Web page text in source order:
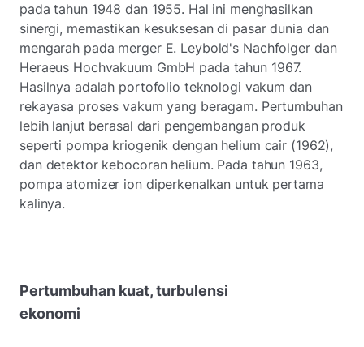
pada tahun 1948 dan 1955. Hal ini menghasilkan
sinergi, memastikan kesuksesan di pasar dunia dan
mengarah pada merger E. Leybold's Nachfolger dan
Heraeus Hochvakuum GmbH pada tahun 1967.
Hasilnya adalah portofolio teknologi vakum dan
rekayasa proses vakum yang beragam. Pertumbuhan
lebih lanjut berasal dari pengembangan produk
seperti pompa kriogenik dengan helium cair (1962),
dan detektor kebocoran helium. Pada tahun 1963,
pompa atomizer ion diperkenalkan untuk pertama
kalinya.
Pertumbuhan kuat, turbulensi
ekonomi